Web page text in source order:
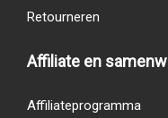
Retourneren
Affiliate en
Affiliateprogramma